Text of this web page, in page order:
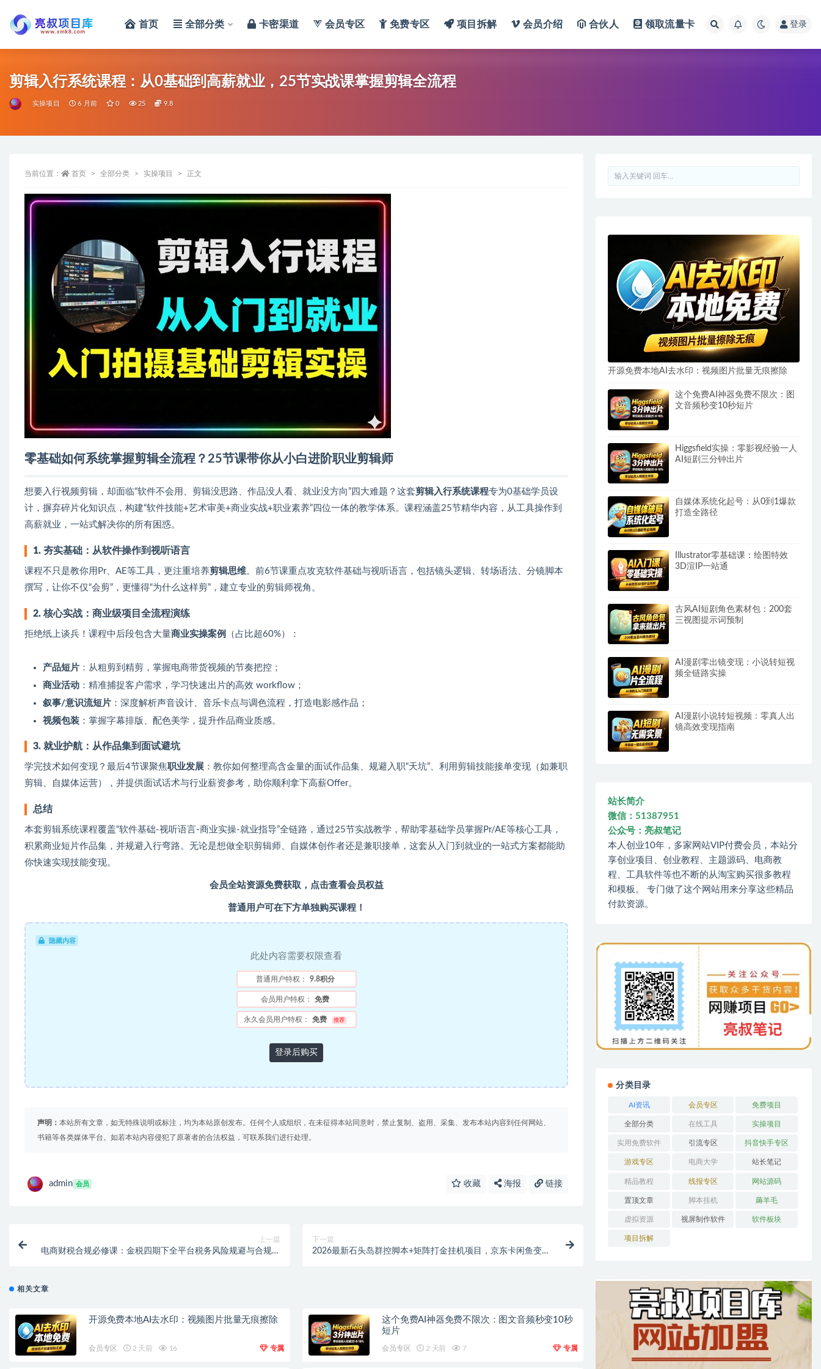
首页 全部分类 卡密渠道 会员专区 免费专区 项目拆解 会员介绍 合伙人 领取流量卡 登录
剪辑入行系统课程：从0基础到高薪就业，25节实战课掌握剪辑全流程
实操项目 6 月前 0 25 9.8
当前位置： 首页 全部分类 实操项目 正文
零基础如何系统掌握剪辑全流程？25节课带你从小白进阶职业剪辑师
想要入行视频剪辑，却面临“软件不会用、剪辑没思路、作品没人看、就业没方向”四大难题？这套 剪辑入行系统课程专为0基础学员设
计，摒弃碎片化知识点，构建“软件技能+艺术审美+商业实战+职业素养”四位一体的教学体系。课程涵盖25节精华内容，从工具操作到
高薪就业，一站式解决你的所有困惑。
1. 夯实基础：从软件操作到视听语言
课程不只是教你用Pr、AE等工具，更注重培养剪辑思维。前6节课重点攻克软件基础与视听语言，包括镜头逻辑、转场语法、分镜脚本
撰写，让你不仅“会剪”，更懂得“为什么这样剪”，建立专业的剪辑师视角。
2. 核心实战：商业级项目全流程演练
拒绝纸上谈兵！课程中后段包含大量商业实操案例 （占比超60%）：
产品短片 ：从粗剪到精剪，掌握电商带货视频的节奏把控；
商业活动 ：精准捕捉客户需求，学习快速出片的高效 workflow；
叙事/意识流短片 ：深度解析声音设计、音乐卡点与调色流程，打造电影感作品；
视频包装 ：掌握字幕排版、配色美学，提升作品商业质感。
3. 就业护航：从作品集到面试避坑
学完技术如何变现？最后4节课聚焦职业发展 ：教你如何整理高含金量的面试作品集、规避入职“天坑”、利用剪辑技能接单变现（如兼职
剪辑、自媒体运营），并提供面试话术与行业薪资参考，助你顺利拿下高薪Offer。
总结
本套剪辑系统课程覆盖“软件基础-视听语言-商业实操-就业指导”全链路，通过25节实战教学，帮助零基础学员掌握Pr/AE等核心工具，
积累商业短片作品集，并规避入行弯路。无论是想做全职剪辑师、自媒体创作者还是兼职接单，这套从入门到就业的一站式方案都能助
你快速实现技能变现。
会员全站资源免费获取， 点击查看会员权益
普通用户可在下方单独购买课程！
隐藏内容
此处内容需要权限查看
普通用户特权： 9.8积分
会员用户特权： 免费
永久会员用户特权： 免费 推荐
登录后购买
声明： 本站所有文章，如无特殊说明或标注，均为本站原创发布。任何个人或组织，在未征得本站同意时，禁止复制、盗用、采集、发布本站内容到任何网站、
书籍等各类媒体平台。如若本站内容侵犯了原著者的合法权益，可联系我们进行处理。
admin 会员 收藏 海报 链接
上一篇
电商财税合规必修课：金税四期下全平台税务风险规避与合规体
下一篇
2026最新石头岛群控脚本+矩阵打金挂机项目，京东卡闲鱼变现
相关文章
开源免费本地AI去水印：视频图片批量无痕擦除
会员专区 2 天前 16 专属
这个免费AI神器免费不限次：图文音频秒变10秒
短片
会员专区 2 天前 7 专属
开源免费本地AI去水印：视频图片批量无痕擦除
这个免费AI神器免费不限次：图
文音频秒变10秒短片
Higgsfield实操：零影视经验一人
AI短剧三分钟出片
自媒体系统化起号：从0到1爆款
打造全路径
Illustrator零基础课：绘图特效
3D渲IP一站通
古风AI短剧角色素材包：200套
三视图提示词预制
AI漫剧零出镜变现：小说转短视
频全链路实操
AI漫剧小说转短视频：零真人出
镜高效变现指南
站长简介
微信：51387951
公众号：亮叔笔记
本人创业10年，多家网站VIP付费会员，本站分
享创业项目、创业教程、主题源码、电商教
程、工具软件等也不断的从淘宝购买很多教程
和模板。 专门做了这个网站用来分享这些精品
付款资源。
分类目录
AI资讯 会员专区 免费项目
全部分类 在线工具 实操项目
实用免费软件 引流专区 抖音快手专区
游戏专区 电商大学 站长笔记
精品教程 线报专区 网站源码
置顶文章 脚本挂机 薅羊毛
虚拟资源 视屏制作软件 软件板块
项目拆解